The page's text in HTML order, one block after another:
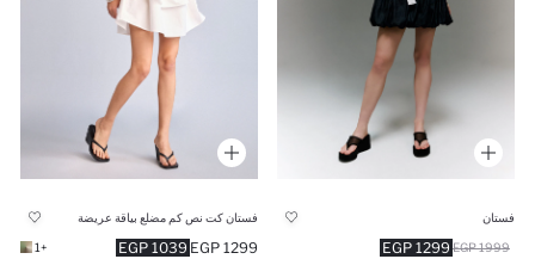
فستان
1299 EGP 1999 EGP
فستان كت نص كم مضلع بياقة عريضة
1039 EGP 1299 EGP
+1